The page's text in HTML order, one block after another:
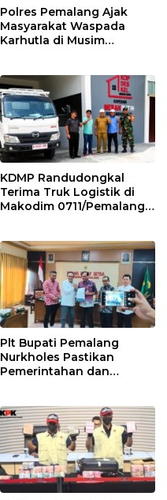
Polres Pemalang Ajak
Masyarakat Waspada
Karhutla di Musim
KDMP Randudongkal
Terima Truk Logistik di
Makodim 0711/Pemalang
Plt Bupati Pemalang
Nurkholes Pastikan
Pemerintahan dan